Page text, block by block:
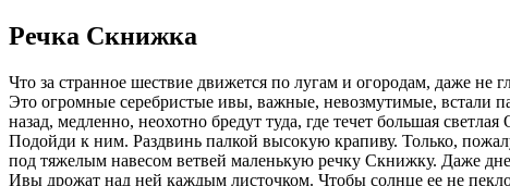
Речка Скнижка
Что за странное шествие движется по лугам и огородам, даже не
Это огромные серебристые ивы, важные, невозмутимые, встали
назад, медленно, неохотно бредут туда, где течет большая светлая
Подойди к ним. Раздвинь палкой высокую крапиву. Только,
под тяжелым навесом ветвей маленькую речку Скнижку. Даже
Ивы дрожат над ней каждым листочком. Чтобы солнце ее не